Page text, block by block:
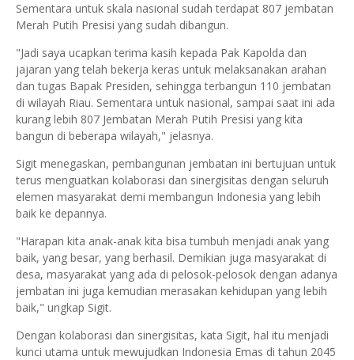
Sementara untuk skala nasional sudah terdapat 807 jembatan
Merah Putih Presisi yang sudah dibangun.
"Jadi saya ucapkan terima kasih kepada Pak Kapolda dan
jajaran yang telah bekerja keras untuk melaksanakan arahan
dan tugas Bapak Presiden, sehingga terbangun 110 jembatan
di wilayah Riau. Sementara untuk nasional, sampai saat ini ada
kurang lebih 807 Jembatan Merah Putih Presisi yang kita
bangun di beberapa wilayah," jelasnya.
Sigit menegaskan, pembangunan jembatan ini bertujuan untuk
terus menguatkan kolaborasi dan sinergisitas dengan seluruh
elemen masyarakat demi membangun Indonesia yang lebih
baik ke depannya.
"Harapan kita anak-anak kita bisa tumbuh menjadi anak yang
baik, yang besar, yang berhasil. Demikian juga masyarakat di
desa, masyarakat yang ada di pelosok-pelosok dengan adanya
jembatan ini juga kemudian merasakan kehidupan yang lebih
baik," ungkap Sigit.
Dengan kolaborasi dan sinergisitas, kata Sigit, hal itu menjadi
kunci utama untuk mewujudkan Indonesia Emas di tahun 2045